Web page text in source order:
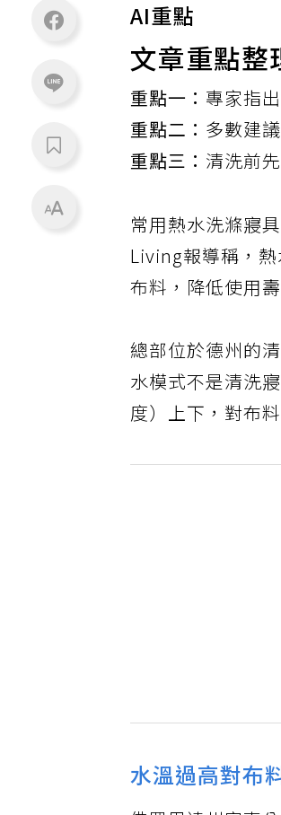
AI重點
文章重點整
重點一： 專家指
重點二： 多數建
重點三： 清洗前
常用熱水洗滌寢
Living報導稱，
布料，降低使用
總部位於德州的
水模式不是清洗
度）上下，對布
水溫過高對布